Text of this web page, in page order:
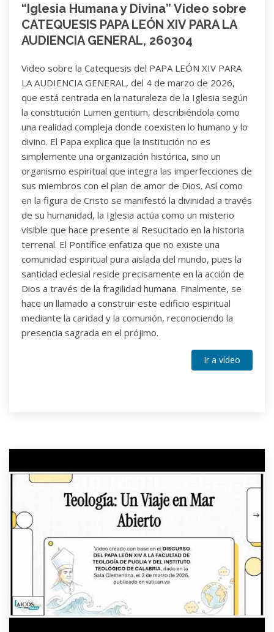
“Iglesia Humana y Divina” Video sobre
CATEQUESIS PAPA LEÓN XIV PARA LA
AUDIENCIA GENERAL, 260304
Video sobre la Catequesis del PAPA LEÓN XIV PARA
LA AUDIENCIA GENERAL, del 4 de marzo de 2026,
que está centrada en la naturaleza de la Iglesia según
la constitución Lumen gentium, describiéndola como
una realidad compleja donde coexisten lo humano y lo
divino. El Papa explica que la institución no es
simplemente una organización histórica, sino un
organismo espiritual que integra las imperfecciones de
sus miembros con el plan de amor de Dios. Así como
en la figura de Cristo se manifestó la divinidad a través
de su humanidad, la Iglesia actúa como un misterio
visible que hace presente al Resucitado en la historia
terrenal. El Pontífice enfatiza que no existe una
comunidad espiritual pura aislada del mundo, pues la
santidad eclesial reside precisamente en la acción de
Dios a través de la fragilidad humana. Finalmente, se
hace un llamado a construir este edificio espiritual
mediante la caridad y la comunión, reconociendo la
presencia sagrada en el prójimo.
Ir a vídeo